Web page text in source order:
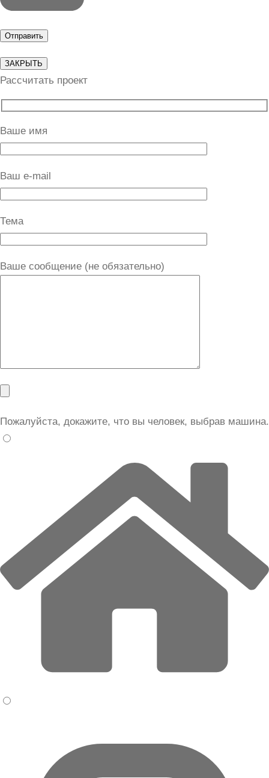
ЗАКРЫТЬ
Рассчитать проект
Ваше имя
Ваш e-mail
Тема
Ваше сообщение (не обязательно)
Пожалуйста, докажите, что вы человек, выбрав машина.